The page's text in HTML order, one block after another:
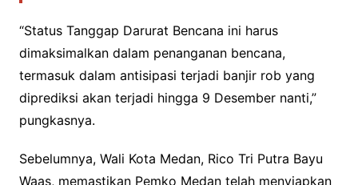
“Status Tanggap Darurat Bencana ini harus
dimaksimalkan dalam penanganan bencana,
termasuk dalam antisipasi terjadi banjir rob yang
diprediksi akan terjadi hingga 9 Desember nanti,”
pungkasnya.
Sebelumnya, Wali Kota Medan, Rico Tri Putra Bayu
Waas, memastikan Pemko Medan telah menyiapkan